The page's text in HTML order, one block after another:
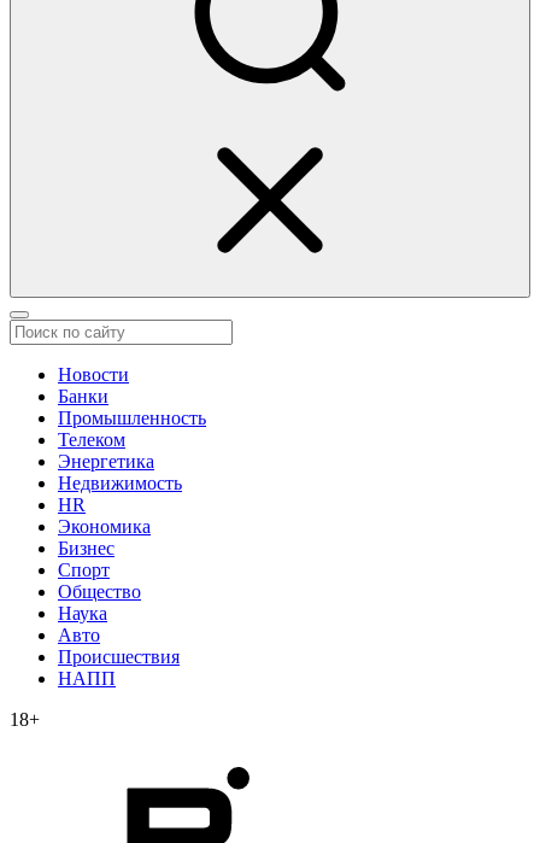
Новости
Банки
Промышленность
Телеком
Энергетика
Недвижимость
HR
Экономика
Бизнес
Спорт
Общество
Наука
Авто
Происшествия
НАПП
18+